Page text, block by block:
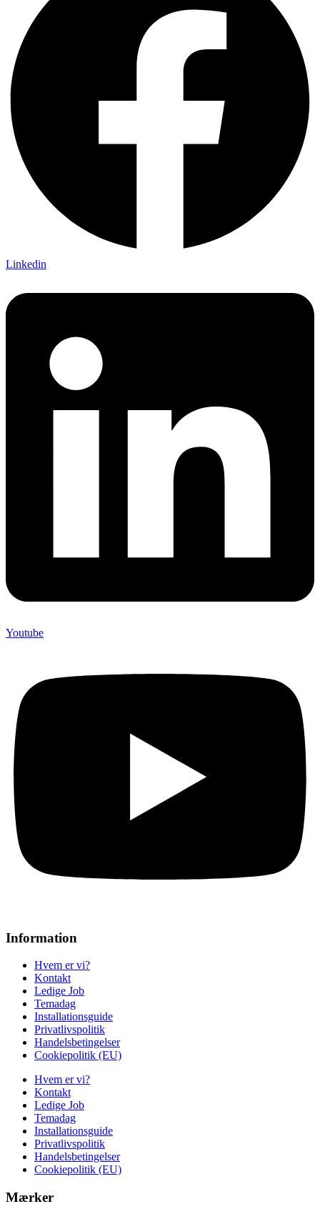
Linkedin
Youtube
Information
Hvem er vi?
Kontakt
Ledige Job
Temadag
Installationsguide
Privatlivspolitik
Handelsbetingelser
Cookiepolitik (EU)
Hvem er vi?
Kontakt
Ledige Job
Temadag
Installationsguide
Privatlivspolitik
Handelsbetingelser
Cookiepolitik (EU)
Mærker